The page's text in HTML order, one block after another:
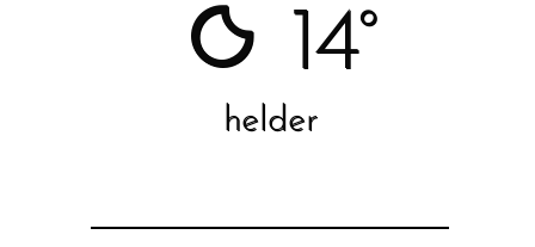
14°
helder